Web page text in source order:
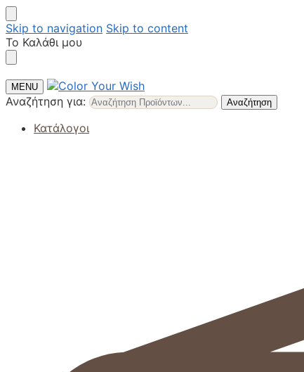
Skip to navigation Skip to content
Το Καλάθι μου
MENU
Αναζήτηση για: Αναζήτηση
Κατάλογοι